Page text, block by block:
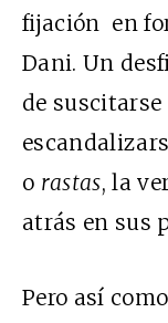
fijación en
Dani. Un
de
o rastas, la
atrás en sus
Pero así